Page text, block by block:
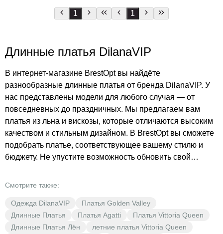
1 1
Длинные платья DilanaVIP
В интернет-магазине BrestOpt вы найдёте
разнообразные длинные платья от бренда DilanaVIP. У
нас представлены модели для любого случая — от
повседневных до праздничных. Мы предлагаем вам
платья из льна и вискозы, которые отличаются высоким
качеством и стильным дизайном. В BrestOpt вы сможете
подобрать платье, соответствующее вашему стилю и
бюджету. Не упустите возможность обновить свой
Смотрите также:
Одежда DilanaVIP
Платья Golden Valley
Длинные Платья
Платья Agatti
Платья Vittoria Queen
Длинные Платья Лён
летние платья Vittoria Queen